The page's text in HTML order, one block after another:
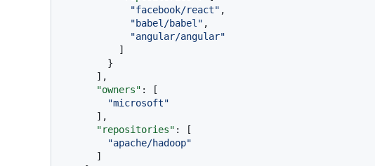
"facebook/react" ,
"babel/babel" ,
"angular/angular"
]
}
] ,
"owners" :
[
"microsoft"
] ,
"repositories" :
[
"apache/hadoop"
]